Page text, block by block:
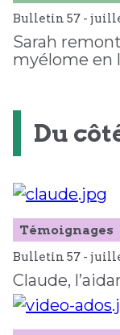
Bulletin 57 -
Sarah
myélome en
Du
Témoignages
Bulletin 57 -
Claude,